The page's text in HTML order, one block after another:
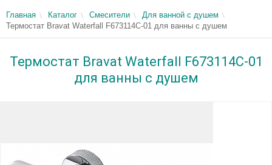
Главная Каталог Смесители
Для ванной с душем
Термостат Bravat Waterfall F673114C-01 для ванны с душем
Термостат Bravat Waterfall F673114C-01
для ванны с душем